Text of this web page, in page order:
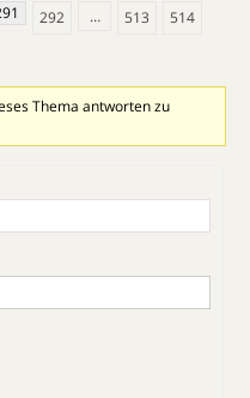
292 … 513
514
Thema antworten zu